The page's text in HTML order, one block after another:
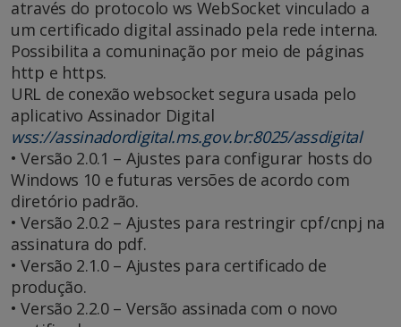
através do protocolo ws WebSocket vinculado a
um certificado digital assinado pela rede interna.
Possibilita a comuninação por meio de páginas
http e https.
URL de conexão websocket segura usada pelo
aplicativo Assinador Digital
wss://assinadordigital.ms.gov.br:8025/assdigital
• Versão 2.0.1 – Ajustes para configurar hosts do
Windows 10 e futuras versões de acordo com
diretório padrão.
• Versão 2.0.2 – Ajustes para restringir cpf/cnpj na
assinatura do pdf.
• Versão 2.1.0 – Ajustes para certificado de
produção.
• Versão 2.2.0 – Versão assinada com o novo